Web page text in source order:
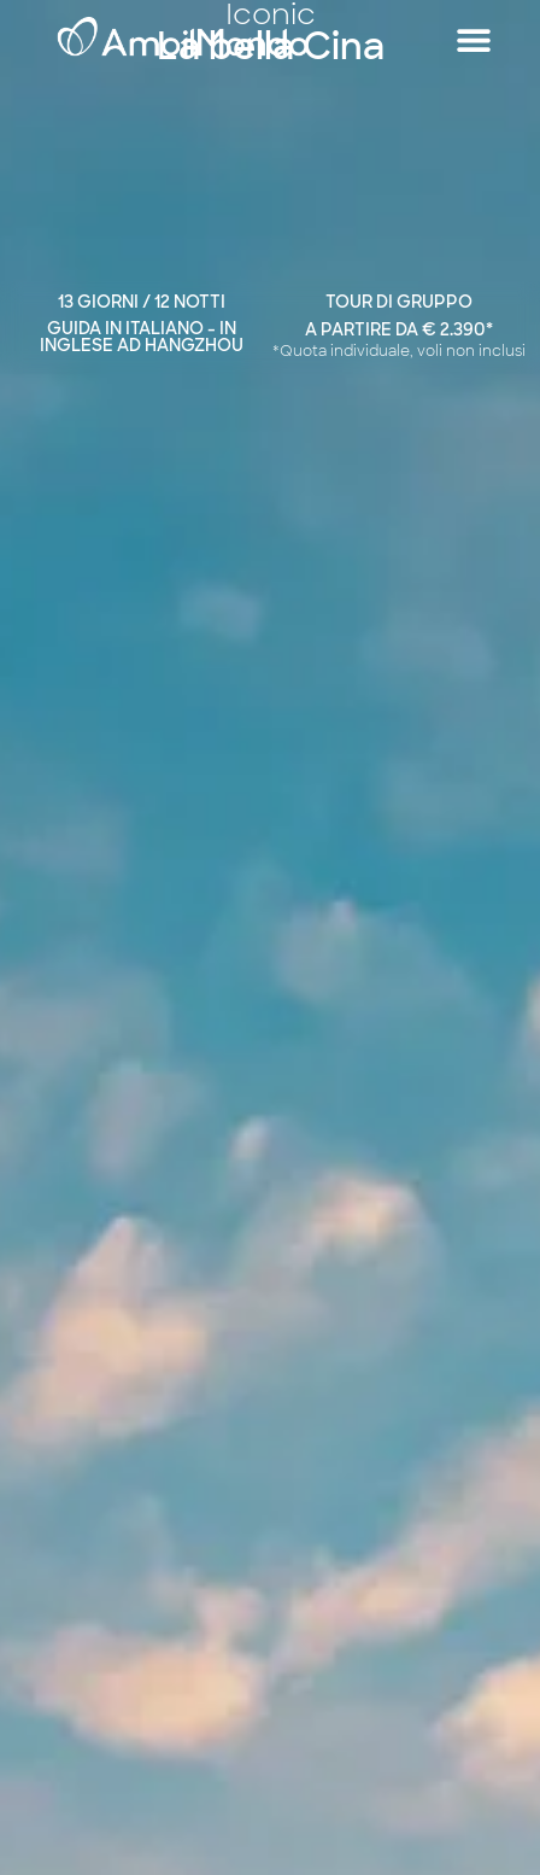
Iconic
La bella Cina
13 GIORNI / 12 NOTTI
TOUR DI GRUPPO
GUIDA IN ITALIANO - IN
INGLESE AD HANGZHOU
A PARTIRE DA € 2.390*
*Quota individuale, voli non inclusi